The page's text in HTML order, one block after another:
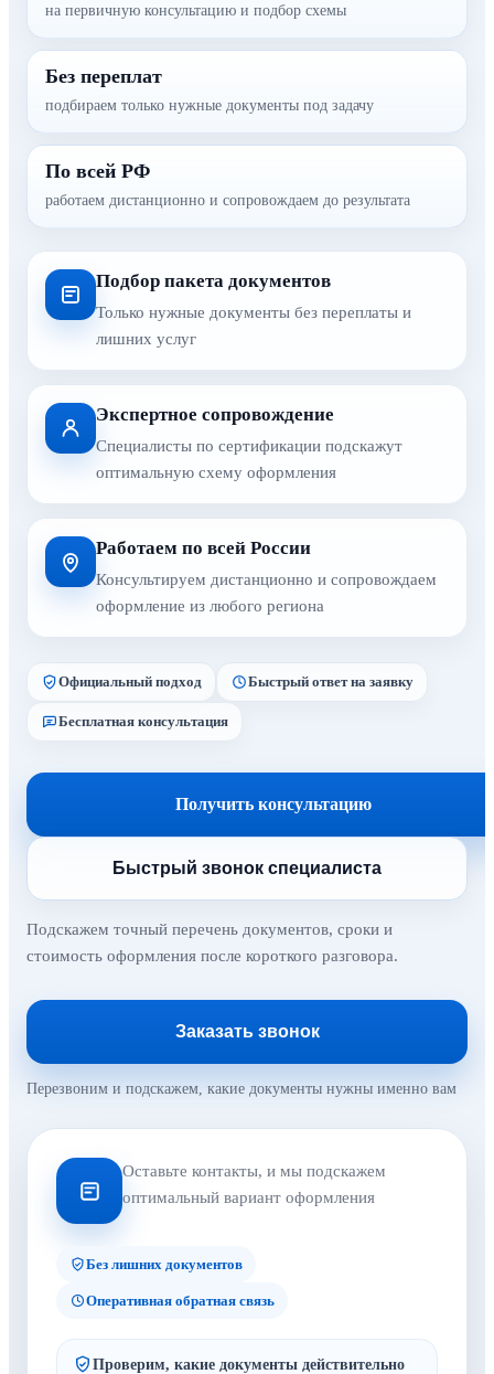
на первичную консультацию и подбор схемы
Без переплат
подбираем только нужные документы под задачу
По всей РФ
работаем дистанционно и сопровождаем до результата
Подбор пакета документов
Только нужные документы без переплаты и
лишних услуг
Экспертное сопровождение
Специалисты по сертификации подскажут
оптимальную схему оформления
Работаем по всей России
Консультируем дистанционно и сопровождаем
оформление из любого региона
Официальный подход Быстрый ответ на заявку
Бесплатная консультация
Получить консультацию
Быстрый звонок специалиста
Подскажем точный перечень документов, сроки и
стоимость оформления после короткого разговора.
Заказать звонок
Перезвоним и подскажем, какие документы нужны именно вам
Оставьте контакты, и мы подскажем
оптимальный вариант оформления
Без лишних документов
Оперативная обратная связь
Проверим, какие документы действительно